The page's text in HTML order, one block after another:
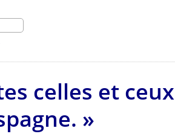
celles et ceux
»